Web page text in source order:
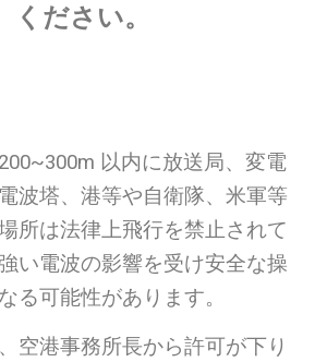
ください。
以内に放送局、変電
波塔、港等や自衛隊、米軍等
所は法律上飛行を禁止されて
い電波の影響を受け安全な操
る可能性があります。
空港事務所長から許可が下り